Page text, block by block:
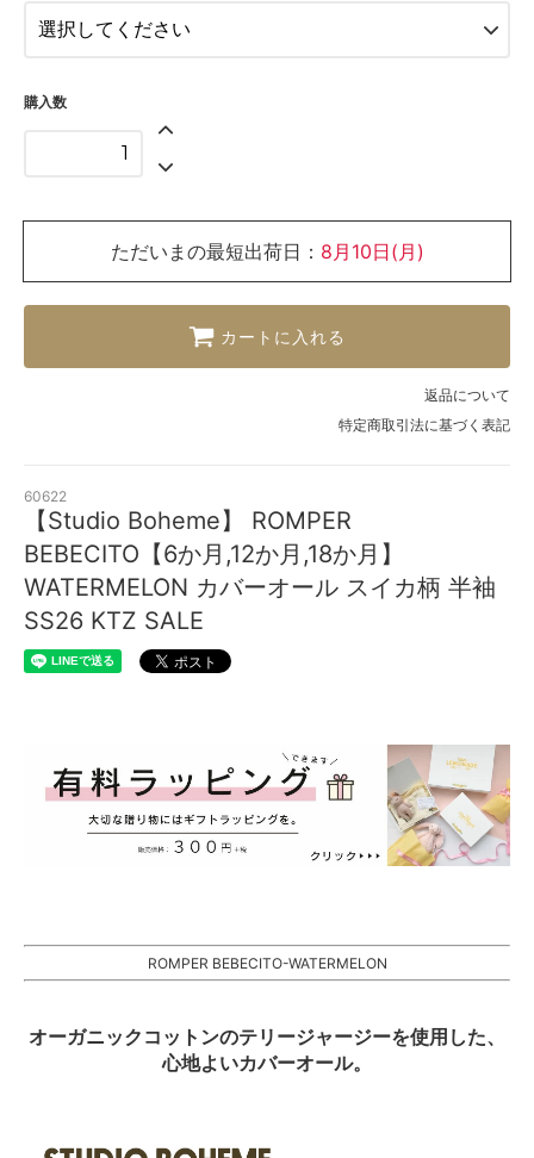
購入数
ただいまの最短出荷日： 8月10日(月)
カートに入れる
返品について
特定商取引法に基づく表記
60622
【Studio Boheme】 ROMPER
BEBECITO【6か月,12か月,18か月】
WATERMELON カバーオール スイカ柄 半袖
SS26 KTZ SALE
ROMPER BEBECITO-WATERMELON
オーガニックコットンのテリージャージーを使用した、
心地よいカバーオール。